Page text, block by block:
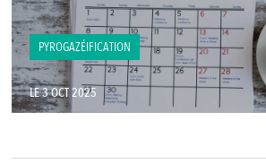
PYROGAZÉIFICATION
LE 3 OCT 2025